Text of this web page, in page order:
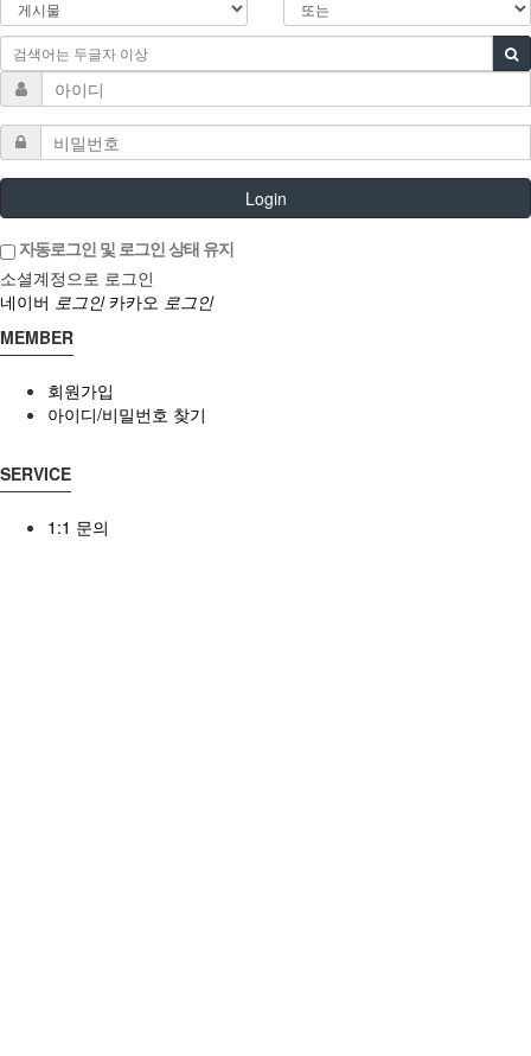
Login
자동로그인 및 로그인 상태 유지
소셜계정으로 로그인
네이버 로그인 카카오 로그인
MEMBER
회원가입
아이디/비밀번호 찾기
SERVICE
1:1 문의